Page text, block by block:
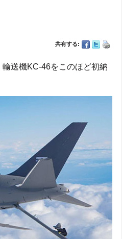
共有する:
送機KC-46をこのほど初納